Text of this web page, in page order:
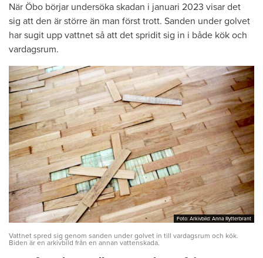
När Öbo börjar undersöka skadan i januari 2023 visar det
sig att den är större än man först trott. Sanden under golvet
har sugit upp vattnet så att det spridit sig in i både kök och
vardagsrum.
Foto: Arkivbild: Anna Rytterbrant
Foto: Arkivbild: Anna Rytterbrant
Vattnet spred sig genom sanden under golvet in till vardagsrum och kök.
Biden är en arkivbild från en annan vattenskada.